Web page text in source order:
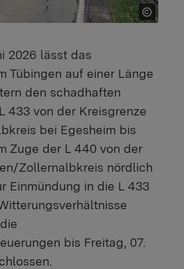
2026 lässt das
Tübingen auf einer Länge
den schadhaften
433 von der Kreisgrenze
bei Egesheim bis
Zuge der L 440 von der
Zollernalbkreis nördlich
Einmündung in die L 433
bis Freitag, 07.